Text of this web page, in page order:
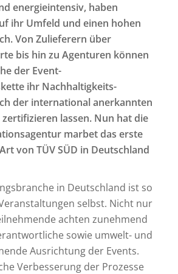
energieintensiv, haben
ihr Umfeld und einen hohen
Von Zulieferern über
bis hin zu Agenturen können
der Event-
ihr Nachhaltigkeits-
der international anerkannten
zertifizieren lassen. Nun hat die
marbet das erste
von TÜV SÜD in Deutschland
in Deutschland ist so
selbst. Nicht nur
achten zunehmend
sowie umwelt- und
Ausrichtung der Events.
Verbesserung der Prozesse